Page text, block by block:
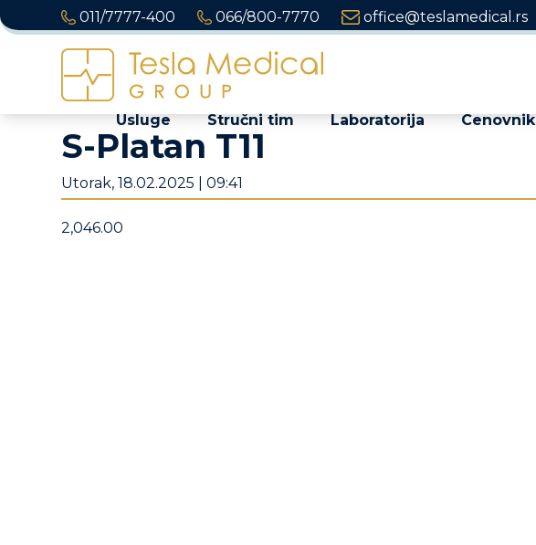
011/7777-400 066/800-7770 office@teslamedical.rs
Usluge Stručni tim Laboratorija Cenovnik
S-Platan T11
Utorak, 18.02.2025 | 09:41
2,046.00